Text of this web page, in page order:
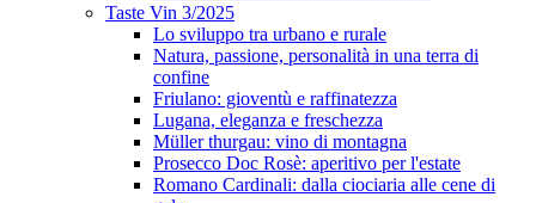
Taste Vin 3/2025
Lo sviluppo tra urbano e rurale
Natura, passione, personalità in una terra di
confine
Friulano: gioventù e raffinatezza
Lugana, eleganza e freschezza
Müller thurgau: vino di montagna
Prosecco Doc Rosè: aperitivo per l'estate
Romano Cardinali: dalla ciociaria alle cene di